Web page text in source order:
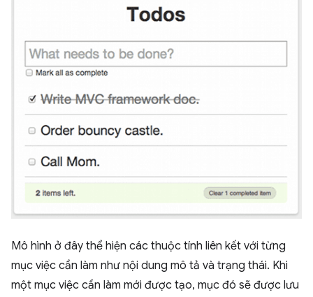
Mô hình ở đây thể hiện các thuộc tính liên kết với từng
mục việc cần làm như nội dung mô tả và trạng thái. Khi
một mục việc cần làm mới được tạo, mục đó sẽ được lưu